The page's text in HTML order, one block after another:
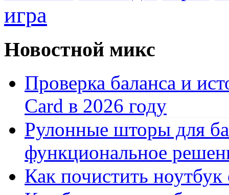
игра
Новостной микс
Проверка баланса и
Card в 2026 году
Рулонные шторы для
функциональное
Как почистить